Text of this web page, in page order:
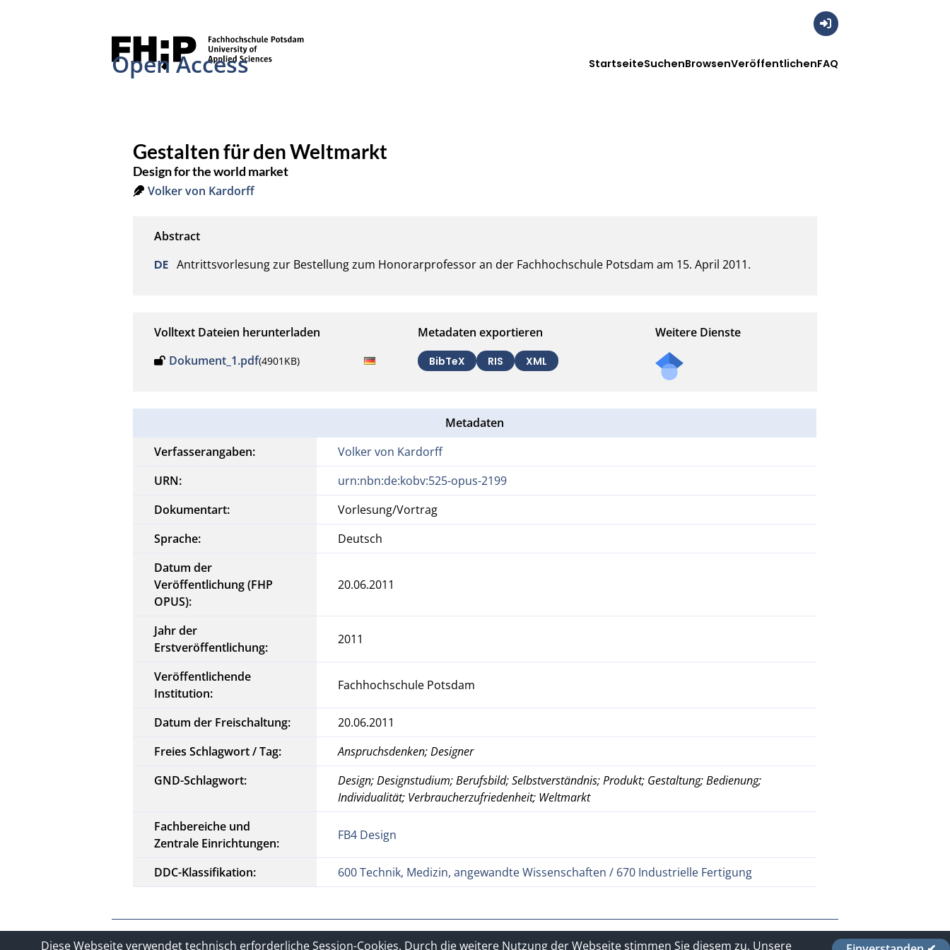
Open Access StartseiteSuchenBrowsenVeröffentlichenFAQ
Gestalten für den Weltmarkt
Design for the world market
Volker von Kardorff
Antrittsvorlesung zur Bestellung zum Honorarprofessor an der Fachhochschule Potsdam am 15. April 2011.
Volltext Dateien herunterladen
Dokument_1.pdf(4901KB)
Metadaten exportieren
BibTeX RIS XML
Weitere Dienste
Metadaten
Verfasserangaben:
Volker von Kardorff
URN:
urn:nbn:de:kobv:525-opus-2199
Dokumentart:
Vorlesung/Vortrag
Sprache:
Deutsch
Datum der
Veröffentlichung (FHP
OPUS):
20.06.2011
Jahr der
Erstveröffentlichung:
2011
Veröffentlichende
Institution:
Fachhochschule Potsdam
Datum der Freischaltung:
20.06.2011
Freies Schlagwort / Tag:
Anspruchsdenken; Designer
GND-Schlagwort:
Design; Designstudium; Berufsbild; Selbstverständnis; Produkt; Gestaltung; Bedienung;
Individualität; Verbraucherzufriedenheit; Weltmarkt
Fachbereiche und
Zentrale Einrichtungen:
FB4 Design
DDC-Klassifikation: 600 Technik, Medizin, angewandte Wissenschaften / 670 Industrielle Fertigung
Kontakt Impressum Datenschutzerklärung Sitelinks
Diese Webseite verwendet technisch erforderliche Session-Cookies. Durch die weitere Nutzung der Webseite stimmen Sie diesem zu. Unsere